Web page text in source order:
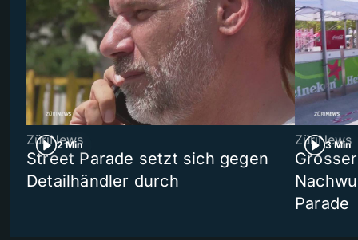
2 Min
ZüriNews
Street Parade setzt sich gegen
Detailhändler durch
3 Min
ZüriNews
Parade